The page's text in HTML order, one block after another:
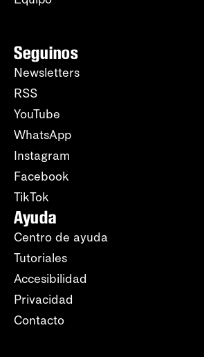
Seguinos
Newsletters
RSS
YouTube
WhatsApp
Instagram
Facebook
TikTok
Ayuda
Centro de ayuda
Tutoriales
Accesibilidad
Privacidad
Contacto